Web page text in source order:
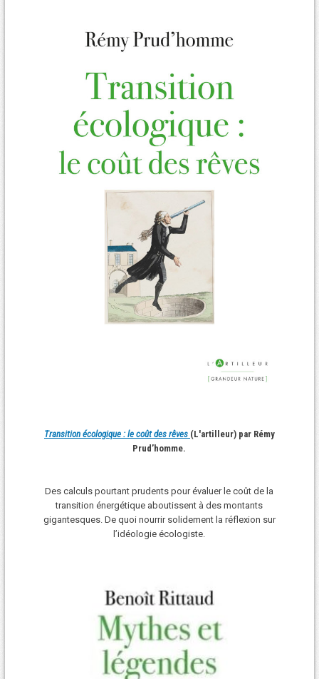
Transition écologique : le coût des rêves (L'artilleur) par Rémy
Prud’homme.
Des calculs pourtant prudents pour évaluer le coût de la
transition énergétique aboutissent à des montants
gigantesques. De quoi nourrir solidement la réflexion sur
l’idéologie écologiste.